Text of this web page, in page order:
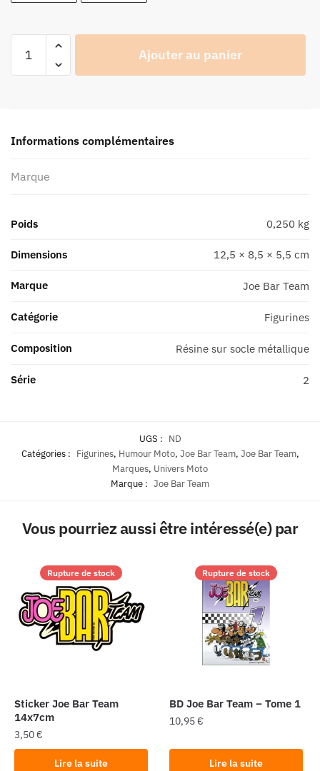
Figurine
Ducati
Desmo
Série
Ajouter au panier
Informations complémentaires
Marque
Poids 0,250 kg
Dimensions 12,5 × 8,5 × 5,5 cm
Marque Joe Bar Team
Catégorie Figurines
Composition Résine sur socle métallique
Série 2
UGS : ND
Catégories : Figurines, Humour Moto, Joe Bar Team, Joe Bar Team,
Marques, Univers Moto
Marque : Joe Bar Team
Vous pourriez aussi être intéressé(e) par
Rupture de stock
Sticker Joe Bar Team
14x7cm
3,50€
Lire la suite
Rupture de stock
BD Joe Bar Team – Tome 1
10,95€
Lire la suite